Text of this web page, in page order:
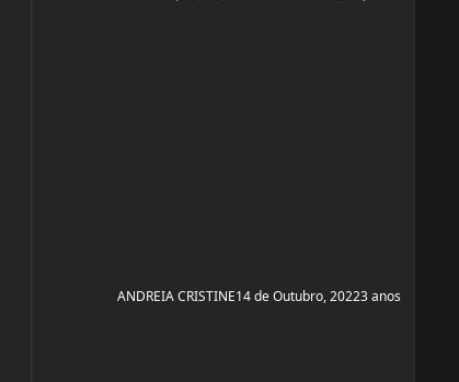
ANDREIA CRISTINE14 de Outubro, 20223 anos